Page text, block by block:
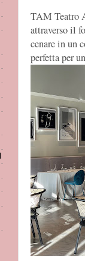
TAM Teatro
attraverso il
cenare in un
perfetta per